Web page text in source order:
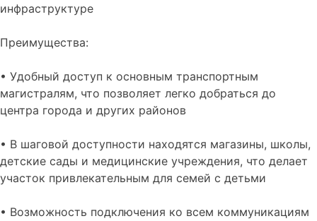
инфраструктуре
Преимущества:
• Удобный доступ к основным транспортным
магистралям, что позволяет легко добраться до
центра города и других районов
• В шаговой доступности находятся магазины, школы,
детские сады и медицинские учреждения, что делает
участок привлекательным для семей с детьми
• Возможность подключения ко всем коммуникациям